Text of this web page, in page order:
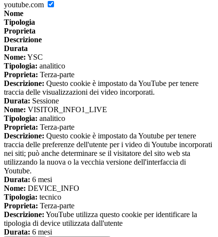
youtube.com
Nome
Tipologia
Proprieta
Descrizione
Durata
Nome: YSC
Tipologia: analitico
Proprieta: Terza-parte
Descrizione: Questo cookie è impostato da YouTube per tenere
traccia delle visualizzazioni dei video incorporati.
Durata: Sessione
Nome: VISITOR_INFO1_LIVE
Tipologia: analitico
Proprieta: Terza-parte
Descrizione: Questo cookie è impostato da Youtube per tenere
traccia delle preferenze dell'utente per i video di Youtube incorporati
nei siti; può anche determinare se il visitatore del sito web sta
utilizzando la nuova o la vecchia versione dell'interfaccia di
Youtube.
Durata: 6 mesi
Nome: DEVICE_INFO
Tipologia: tecnico
Proprieta: Terza-parte
Descrizione: YouTube utilizza questo cookie per identificare la
tipologia di device utilizzata dall'utente
Durata: 6 mesi